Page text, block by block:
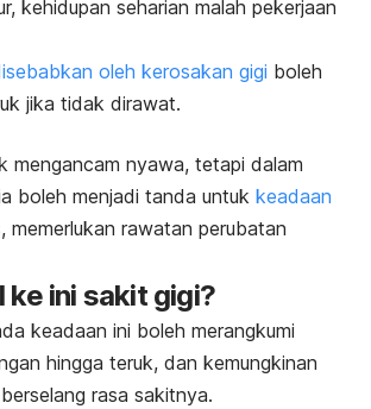
kehidupan seharian malah pekerjaan
oleh kerosakan gigi boleh
jika tidak dirawat.
mengancam nyawa, tetapi dalam
boleh menjadi tanda untuk keadaan
, memerlukan rawatan perubatan
ke ini sakit gigi?
keadaan ini boleh merangkumi
hingga teruk, dan kemungkinan
rasa sakitnya.